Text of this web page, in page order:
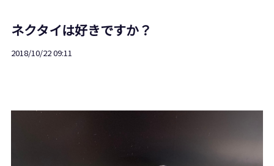
ネクタイは好きですか？
2018/10/22 09:11